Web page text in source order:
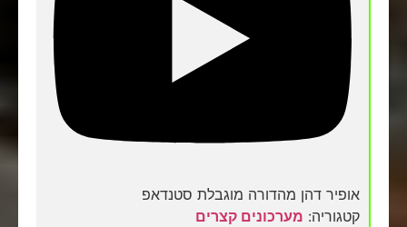
אופיר דהן מהדורה מוגבלת סטנדאפ
קטגוריה: מערכונים קצרים